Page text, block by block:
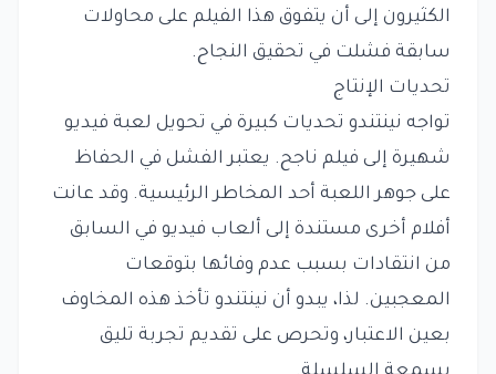
الكثيرون إلى أن يتفوق هذا الفيلم على محاولات
سابقة فشلت في تحقيق النجاح.
تحديات الإنتاج
تواجه نينتندو تحديات كبيرة في تحويل لعبة فيديو
شهيرة إلى فيلم ناجح. يعتبر الفشل في الحفاظ
على جوهر اللعبة أحد المخاطر الرئيسية. وقد عانت
أفلام أخرى مستندة إلى ألعاب فيديو في السابق
من انتقادات بسبب عدم وفائها بتوقعات
المعجبين. لذا، يبدو أن نينتندو تأخذ هذه المخاوف
بعين الاعتبار، وتحرص على تقديم تجربة تليق